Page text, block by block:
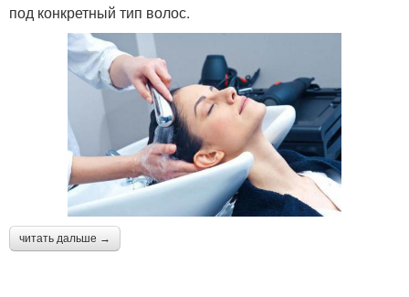
под конкретный тип волос.
читать дальше →